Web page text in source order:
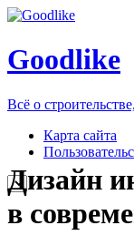
Goodlike
Всё о
Карта сайта
Дизайн
в